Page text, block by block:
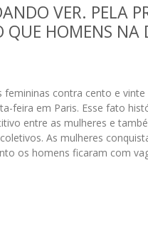
VER. PELA
QUE HOMENS NA
femininas contra cento e
feira em Paris. Esse fato
entre as mulheres e
As mulheres
os homens ficaram com